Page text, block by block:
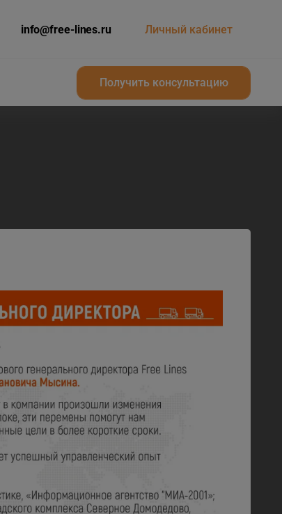
info@free-lines.ru Личный кабинет
Получить консультацию
Получить консультацию